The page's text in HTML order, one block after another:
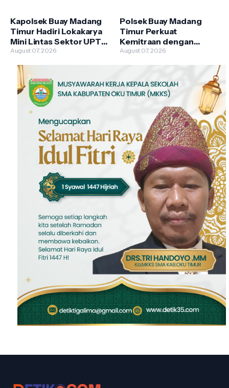
Kapolsek Buay Madang
Timur Hadiri Lokakarya
Mini Lintas Sektor UPTD
Puskesmas
August 07, 2026
Polsek Buay Madang
Timur Perkuat
Kemitraan dengan
Warga Lewat Giat
August 07, 2026